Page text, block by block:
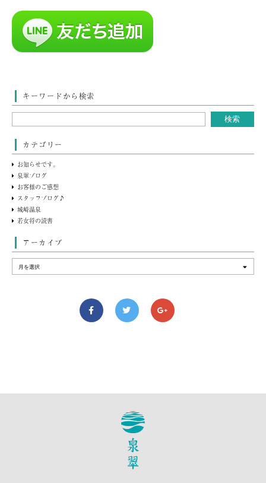
キーワードから検索
カテゴリー
お知らせです。
泉翠ブログ
お客様のご感想
スタッフブログ♪
城崎温泉
若女将の読書
アーカイブ